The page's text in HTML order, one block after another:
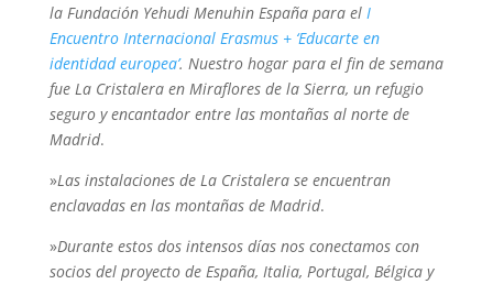
la Fundación Yehudi Menuhin España para el I
Encuentro Internacional Erasmus + ‘Educarte en
identidad europea’. Nuestro hogar para el fin de semana
fue La Cristalera en Miraflores de la Sierra, un refugio
seguro y encantador entre las montañas al norte de
Madrid.
»Las instalaciones de La Cristalera se encuentran
enclavadas en las montañas de Madrid.
»Durante estos dos intensos días nos conectamos con
socios del proyecto de España, Italia, Portugal, Bélgica y